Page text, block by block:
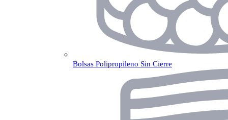
Bolsas Polipropileno Sin Cierre